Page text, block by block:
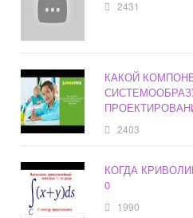
2431
КАКОЙ
2403
КОГДА
0
1990